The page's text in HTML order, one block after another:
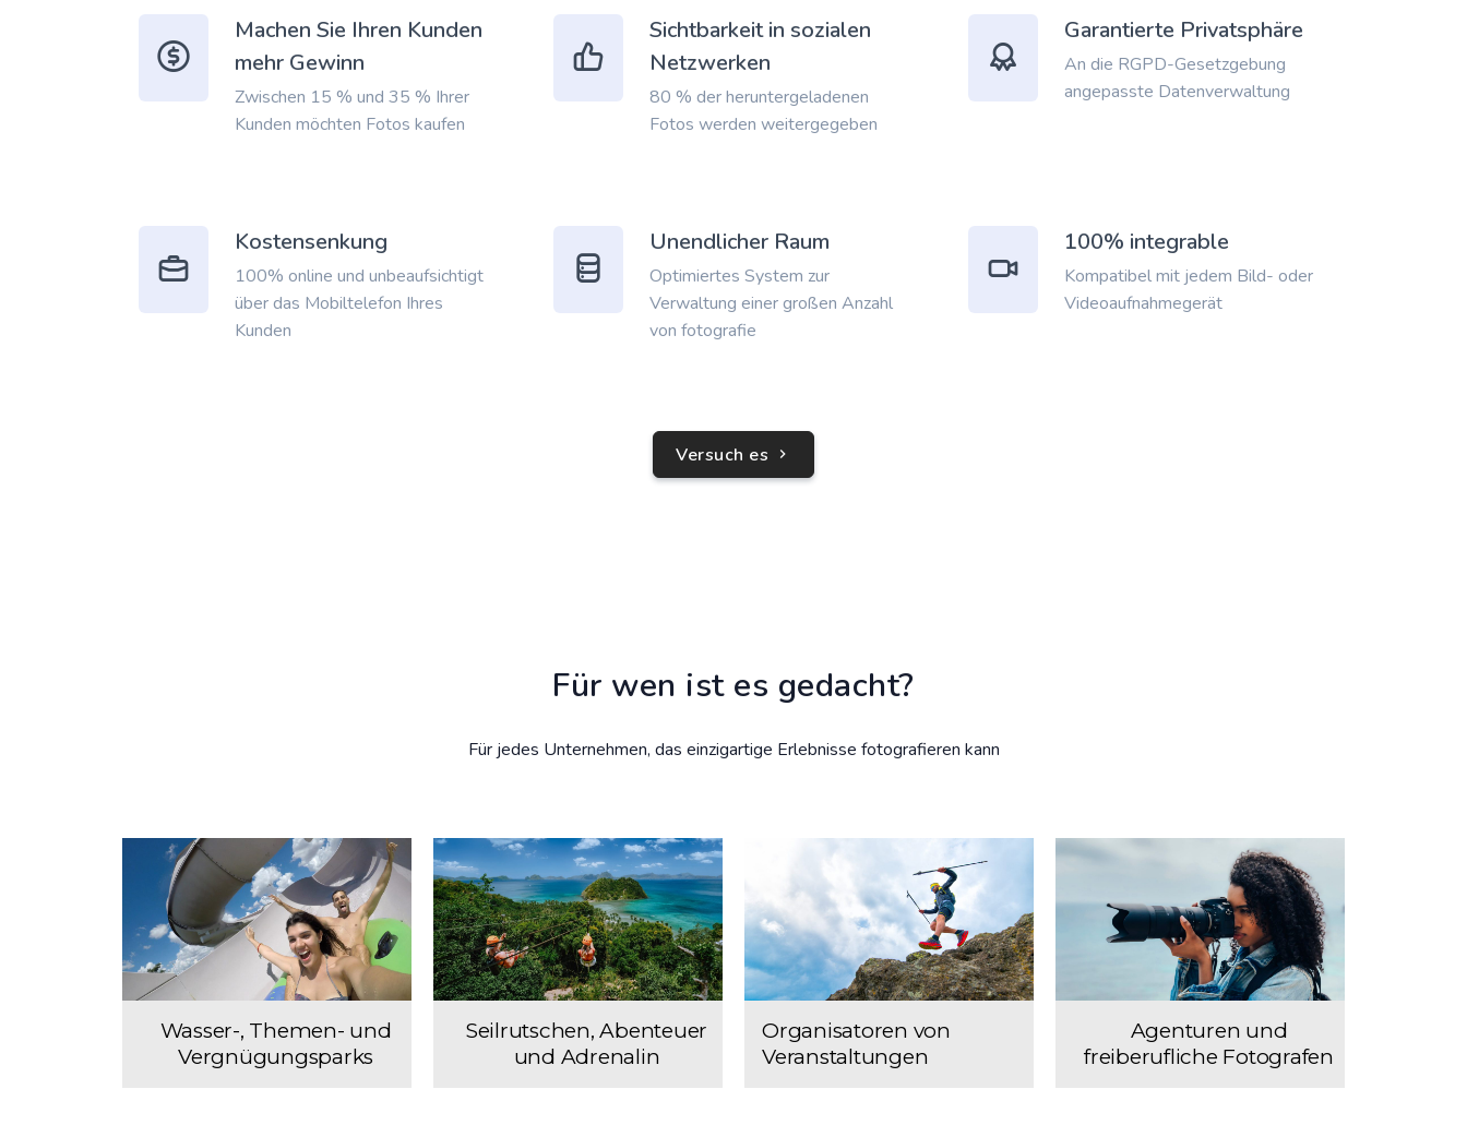
Machen Sie Ihren Kunden
mehr Gewinn
Zwischen 15 % und 35 % Ihrer
Kunden möchten Fotos kaufen
Sichtbarkeit in sozialen
Netzwerken
80 % der heruntergeladenen
Fotos werden weitergegeben
Garantierte Privatsphäre
An die RGPD-Gesetzgebung
angepasste Datenverwaltung
Kostensenkung
100% online und unbeaufsichtigt
über das Mobiltelefon Ihres
Kunden
Unendlicher Raum
Optimiertes System zur
Verwaltung einer großen Anzahl
von fotografie
100% integrable
Kompatibel mit jedem Bild- oder
Videoaufnahmegerät
Versuch es
Für wen ist es gedacht?
Für jedes Unternehmen, das einzigartige Erlebnisse fotografieren kann
Wasser-, Themen- und
Vergnügungsparks
Seilrutschen, Abenteuer
und Adrenalin
Organisatoren von
Veranstaltungen
Agenturen und
freiberufliche Fotografen